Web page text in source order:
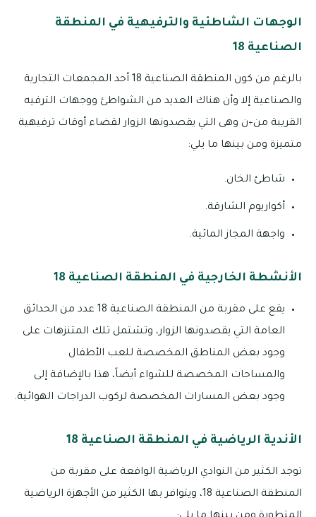
الوجهات الشاطئية والترفيهية في المنطقة
الصناعية 18
بالرغم من كون المنطقة الصناعية 18 أحد المجمعات التجارية
والصناعية إلا وأن هناك العديد من الشواطئ ووجهات الترفيه
القريبة من÷ن وهى التي يقصدونها الزوار لقضاء أوقات ترفيهية
متميزة ومن بينها ما يلي:
شاطئ الخان.
أكواريوم الشارقة.
واجهة المجاز المائية.
الأنشطة الخارجية في المنطقة الصناعية 18
يقع على مقربة من المنطقة الصناعية 18 عدد من الحدائق
العامة التي يقصدونها الزوار، وتشتمل تلك المتنزهات على
وجود بعض المناطق المخصصة للعب الأطفال
والمساحات المخصصة للشواء أيضاً، هذا بالإضافة إلى
وجود بعض المسارات المخصصة لركوب الدراجات الهوائية.
الأندية الرياضية في المنطقة الصناعية 18
توجد الكثير من النوادي الرياضية الواقعة على مقربة من
المنطقة الصناعية 18، ويتوافر بها الكثير من الأجهزة الرياضية